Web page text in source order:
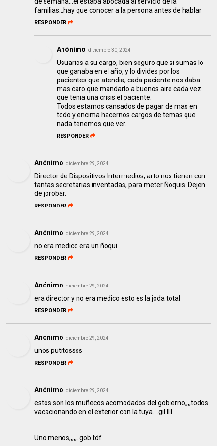
familias...hay que conocer a la persona antes de hablar
RESPONDER
Anónimo diciembre 30, 2024
Usuarios a su cargo, bien seguro que si sumas lo
que ganaba en el año, y lo divides por los
pacientes que atendia, cada paciente nos daba
mas caro que mandarlo a buenos aire cada vez
que tenia una crisis el paciente.
Todos estamos cansados de pagar de mas en
todo y encima hacernos cargos de temas que
nada tenemos que ver.
RESPONDER
Anónimo diciembre 29, 2024
Director de Dispositivos Intermedios, arto nos tienen con
tantas secretarias inventadas, para meter Ñoquis. Dejen
de jorobar.
RESPONDER
Anónimo diciembre 29, 2024
no era medico era un ñoqui
RESPONDER
Anónimo diciembre 29, 2024
era director y no era medico esto es la joda total
RESPONDER
Anónimo diciembre 29, 2024
unos putitossss
RESPONDER
Anónimo diciembre 29, 2024
estos son los muñecos acomodados del gobierno,,,,todos
vacacionando en el exterior con la tuya....gil.llll
Uno menos,,,,,, gob tdf